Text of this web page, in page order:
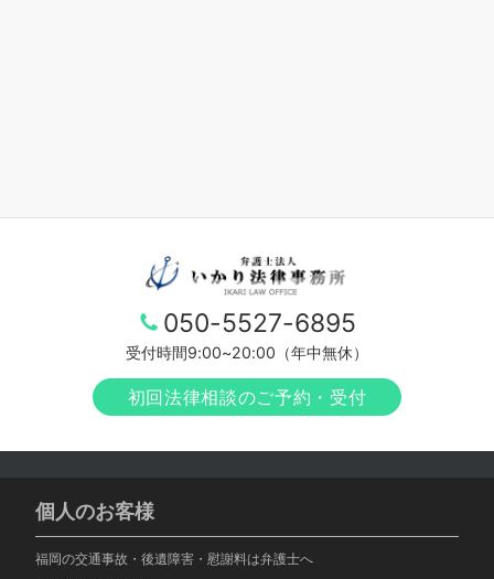
050-5527-6895
受付時間9:00~20:00（年中無休）
初回法律相談のご予約・受付
個人のお客様
福岡の交通事故・後遺障害・慰謝料は弁護士へ